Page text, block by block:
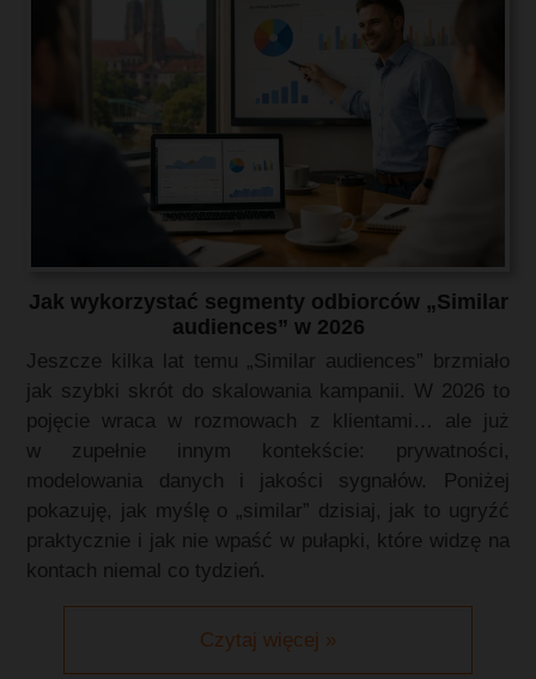
Jak wykorzystać segmenty odbiorców „Similar
audiences” w 2026
Jeszcze kilka lat temu „Similar audiences” brzmiało
jak szybki skrót do skalowania kampanii. W 2026 to
pojęcie wraca w rozmowach z klientami… ale już
w zupełnie innym kontekście: prywatności,
modelowania danych i jakości sygnałów. Poniżej
pokazuję, jak myślę o „similar” dzisiaj, jak to ugryźć
praktycznie i jak nie wpaść w pułapki, które widzę na
kontach niemal co tydzień.
Czytaj więcej »